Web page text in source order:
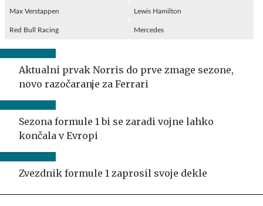
Max Verstappen Lewis Hamilton
Red Bull Racing Mercedes
Aktualni prvak Norris do prve zmage sezone,
novo razočaranje za Ferrari
Sezona formule 1 bi se zaradi vojne lahko
končala v Evropi
Zvezdnik formule 1 zaprosil svoje dekle